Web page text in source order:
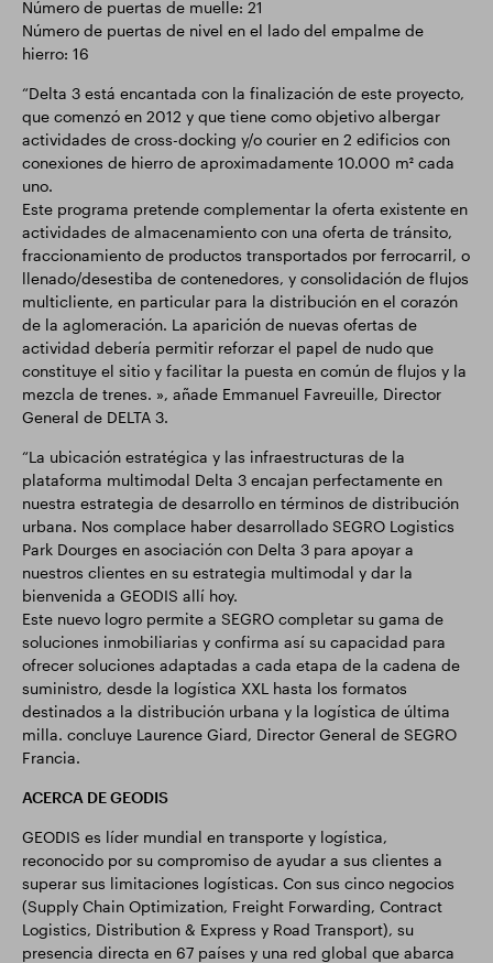
Número de puertas de muelle: 21
Número de puertas de nivel en el lado del empalme de
hierro: 16
“Delta 3 está encantada con la finalización de este proyecto,
que comenzó en 2012 y que tiene como objetivo albergar
actividades de cross-docking y/o courier en 2 edificios con
conexiones de hierro de aproximadamente 10.000 m² cada
uno.
Este programa pretende complementar la oferta existente en
actividades de almacenamiento con una oferta de tránsito,
fraccionamiento de productos transportados por ferrocarril, o
llenado/desestiba de contenedores, y consolidación de flujos
multicliente, en particular para la distribución en el corazón
de la aglomeración. La aparición de nuevas ofertas de
actividad debería permitir reforzar el papel de nudo que
constituye el sitio y facilitar la puesta en común de flujos y la
mezcla de trenes. », añade Emmanuel Favreuille, Director
General de DELTA 3.
“La ubicación estratégica y las infraestructuras de la
plataforma multimodal Delta 3 encajan perfectamente en
nuestra estrategia de desarrollo en términos de distribución
urbana. Nos complace haber desarrollado SEGRO Logistics
Park Dourges en asociación con Delta 3 para apoyar a
nuestros clientes en su estrategia multimodal y dar la
bienvenida a GEODIS allí hoy.
Este nuevo logro permite a SEGRO completar su gama de
soluciones inmobiliarias y confirma así su capacidad para
ofrecer soluciones adaptadas a cada etapa de la cadena de
suministro, desde la logística XXL hasta los formatos
destinados a la distribución urbana y la logística de última
milla. concluye Laurence Giard, Director General de SEGRO
Francia.
ACERCA DE GEODIS
GEODIS es líder mundial en transporte y logística,
reconocido por su compromiso de ayudar a sus clientes a
superar sus limitaciones logísticas. Con sus cinco negocios
(Supply Chain Optimization, Freight Forwarding, Contract
Logistics, Distribution & Express y Road Transport), su
presencia directa en 67 países y una red global que abarca